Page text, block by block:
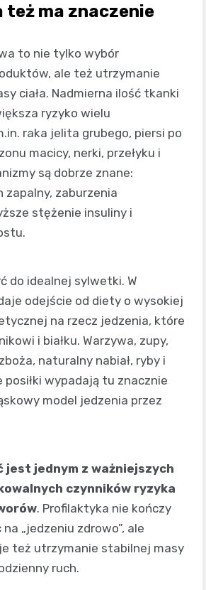
też ma znaczenie
to nie tylko wybór
ale też utrzymanie
ciała. Nadmierna ilość tkanki
ryzyko wielu
raka jelita grubego, piersi po
macicy, nerki, przełyku i
są dobrze znane:
zapalny, zaburzenia
stężenie insuliny i
do idealnej sylwetki. W
odejście od diety o wysokiej
na rzecz jedzenia, które
i białku. Warzywa, zupy,
naturalny nabiał, ryby i
wypadają tu znacznie
model jedzenia przez
jest jednym z ważniejszych
czynników ryzyka
. Profilaktyka nie kończy
„jedzeniu zdrowo”, ale
też utrzymanie stabilnej masy
ruch.